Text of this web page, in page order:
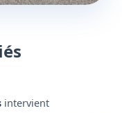
intervient